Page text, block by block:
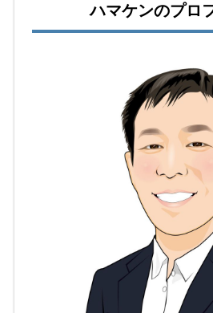
ハマケンのプロ